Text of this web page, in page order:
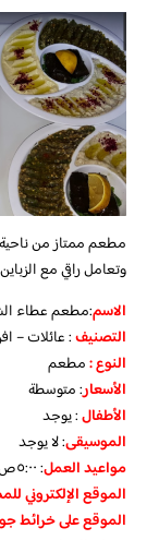
مطعم ممتاز من
وتعامل راقي مع
الاسم:مطعم عطاء
التصنيف: عائلات –
النوع :مطعم
الأسعار:متوسطة
الأطفال:يوجد
الموسيقى:لا يوجد
مواعيد العمل: ٥:٠٠ص–٢:٣٠ص
الموقع الإلكتروني
الموقع على خرائط